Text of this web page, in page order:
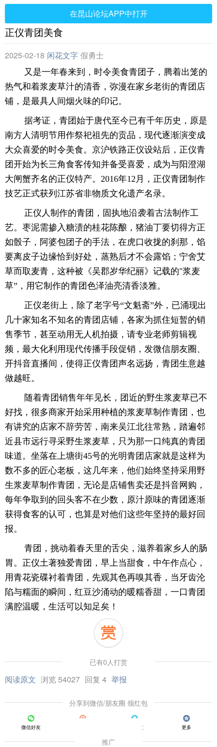
在昆山论坛APP中打开
正仪青团美食
2025-02-18 闲花文字 假勇士
又是一年春来到，时令美食青团子，腾着出笼的
热气和着浆麦草汁的清香，弥漫在家乡老街的青团店
铺，是最具人间烟火味的印记。
据考证，青团始于唐代至今已有千年历史，原是
南方人清明节用作祭祀祖先的贡品，现代逐渐演变成
大众喜爱的时令美食。京沪铁路正仪设站后，正仪青
团开始为长三角食客传知并备受喜爱，成为与阳澄湖
大闸蟹齐名的正仪特产。2016年12月，正仪青团制作
技艺正式获列江苏省非物质文化遗产名录。
正仪人制作的青团，固执地沿袭着古法制作工
艺。枣泥需掺入糖渍的桂花陈酿，猪油丁要切得方正
如骰子，阿婆包团子的手法，在虎口收拢的刹那，馅
要离皮子边缘恰到好处，蒸熟后才不会露馅；宁舍艾
草而取麦青，这种被《吴郡岁华纪丽》记载的"浆麦
草”，用它制作的青团色泽油亮清香淡雅。
正仪老街上，除了老字号“文魁斋”外，已涌现出
几十家知名不知名的青团店铺，各家为抓住短暂的销
售季节，甚至动用无人机拍摄，请专业老师剪辑视
频，最大化利用现代传播手段促销，发微信朋友圈、
开抖音直播间，使得正仪青团声名远扬，青团生意越
做越旺。
随着青团销售年年见长，团近的野生浆麦草已不
好找，很多商家开始采用种植的浆麦草制作青团，也
有讲究的店家不辞劳苦，南来吴江北往常熟，踏遍邻
近县市远行寻采野生浆麦草，只为那一口纯真的青团
味道。坐落在上塘街45号的光明青团店家就是这样为
数不多的匠心老板，这几年来，他们始终坚持采用野
生浆麦草制作青团，无论是店铺售卖还是抖音网购，
每年争取到的回头客不在少数，原汁原味的青团逐渐
获得食客的认可，也算是对他们这些年坚持的最好回
报。
青团，挑动着春天里的舌尖，滋养着家乡人的肠
胃。正仪土著独爱青团，早上当甜食，中午作点心，
用青花瓷碟衬着青团，先观其色再嗅其香，当牙齿沦
陷与糯面的瞬间，红豆沙涌动的暖糯香甜，一口青团
满腔温暖，生活可以知足矣 ！
已有0人打赏
阅读原文 浏览 54027 回复 4 举报
分享到微信/朋友圈 领红包
微信好友 QQ好友 更多
推广